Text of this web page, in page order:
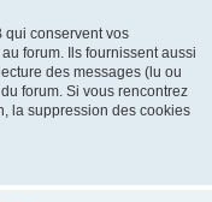
qui conservent vos
forum. Ils fournissent aussi
des messages (lu ou
forum. Si vous rencontrez
la suppression des cookies